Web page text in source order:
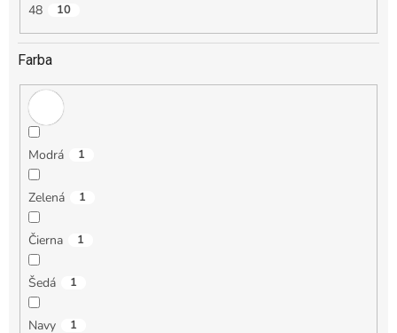
48 10
Farba
Modrá 1
Zelená 1
Čierna 1
Šedá 1
Navy 1